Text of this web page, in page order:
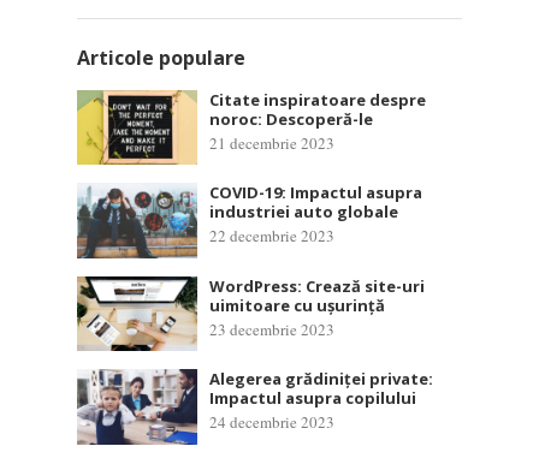
Articole populare
Citate inspiratoare despre
noroc: Descoperă-le
21 decembrie 2023
COVID-19: Impactul asupra
industriei auto globale
22 decembrie 2023
WordPress: Crează site-uri
uimitoare cu ușurință
23 decembrie 2023
Alegerea grădiniței private:
Impactul asupra copilului
24 decembrie 2023